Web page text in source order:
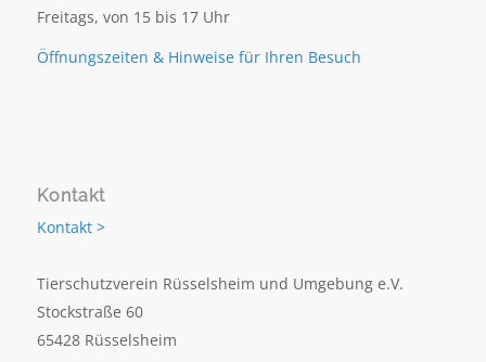
Freitags, von 15 bis 17 Uhr
Öffnungszeiten & Hinweise für Ihren Besuch
Kontakt
Kontakt >
Tierschutzverein Rüsselsheim und Umgebung e.V.
Stockstraße 60
65428 Rüsselsheim